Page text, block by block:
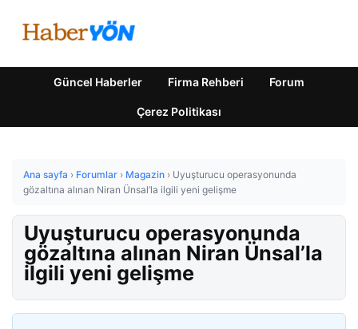
Güncel Haberler Firma Rehberi Forum
Çerez Politikası
Ana sayfa › Forumlar › Magazin › Uyuşturucu operasyonunda
gözaltına alınan Niran Ünsal’la ilgili yeni gelişme
Uyuşturucu operasyonunda
gözaltına alınan Niran Ünsal’la
ilgili yeni gelişme